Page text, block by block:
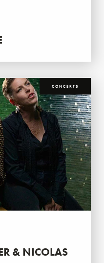
CONCERTS
& NICOLAS